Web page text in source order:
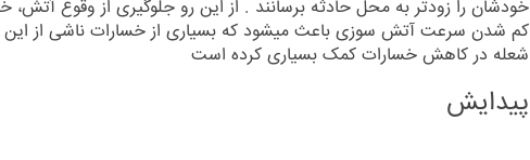
خودشان را زودتر به محل حادثه برسانند . از این رو جلوگیری از وقوع
کم شدن سرعت آتش سوزی باعث میشود که بسیاری از خسارات ناشی از این
شعله در کاهش خسارات کمک بسیاری کرده است
پیدایش